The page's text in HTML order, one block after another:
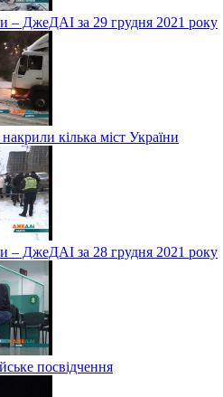
– ДжеДАІ за 29 грудня 2021 року
кілька міст України
– ДжеДАІ за 28 грудня 2021 року
посвідчення